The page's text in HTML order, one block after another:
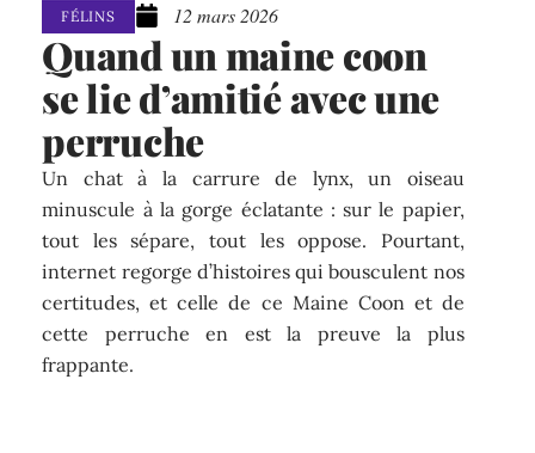
FÉLINS 12 mars 2026
Quand un maine coon
se lie d’amitié avec une
perruche
Un chat à la carrure de lynx, un oiseau
minuscule à la gorge éclatante : sur le papier,
tout les sépare, tout les oppose. Pourtant,
internet regorge d’histoires qui bousculent nos
certitudes, et celle de ce Maine Coon et de
cette perruche en est la preuve la plus
frappante.